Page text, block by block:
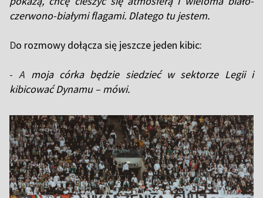
czerwono-białymi flagami. Dlatego tu jestem.
Do rozmowy dołącza się jeszcze jeden kibic:
-A moja córka będzie siedzieć w sektorze Legii i
kibicować Dynamu – mówi.